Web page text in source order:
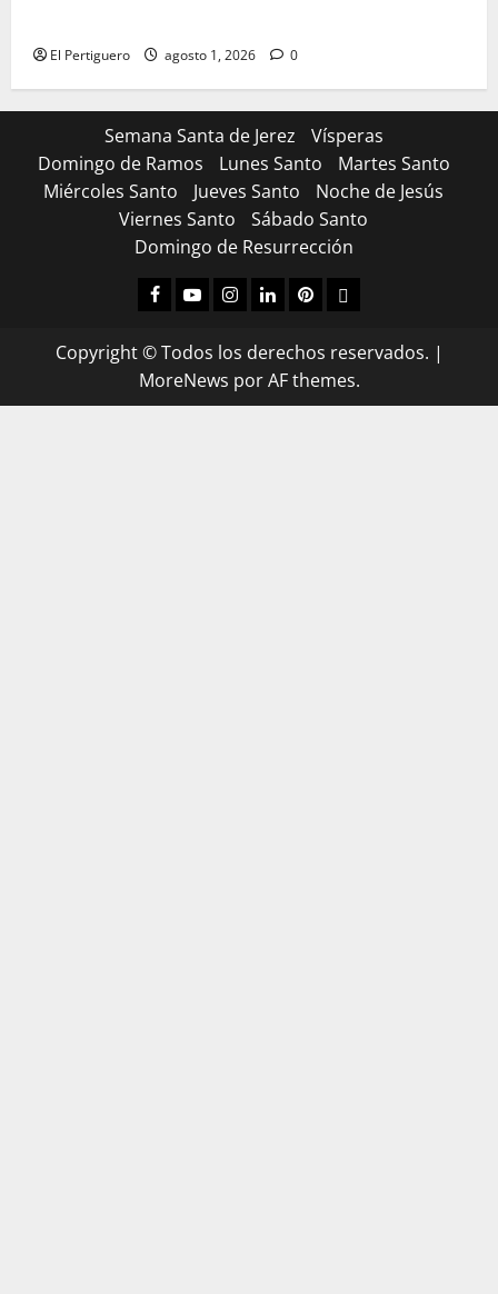
El Pertiguero agosto 1, 2026 0
Semana Santa de Jerez
Vísperas
Domingo de Ramos
Lunes Santo
Martes Santo
Miércoles Santo
Jueves Santo
Noche de Jesús
Viernes Santo
Sábado Santo
Domingo de Resurrección
Facebook
YoutubeInstagram
LinkedPinterestDribbble
Copyright © Todos los derechos reservados. |
MoreNews por AF themes.